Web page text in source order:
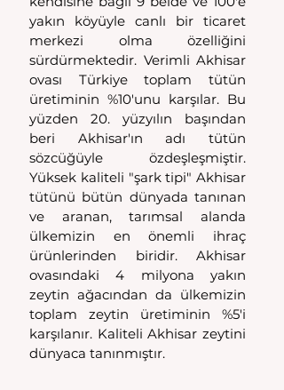
yakın köyüyle canlı bir ticaret
merkezi olma özelliğini
sürdürmektedir. Verimli Akhisar
ovası Türkiye toplam tütün
üretiminin %10'unu karşılar. Bu
yüzden 20. yüzyılın başından
beri Akhisar'ın adı tütün
sözcüğüyle özdeşleşmiştir.
Yüksek kaliteli "şark tipi" Akhisar
tütünü bütün dünyada tanınan
ve aranan, tarımsal alanda
ülkemizin en önemli ihraç
ürünlerinden biridir. Akhisar
ovasındaki 4 milyona yakın
zeytin ağacından da ülkemizin
toplam zeytin üretiminin %5'i
karşılanır. Kaliteli Akhisar zeytini
dünyaca tanınmıştır.